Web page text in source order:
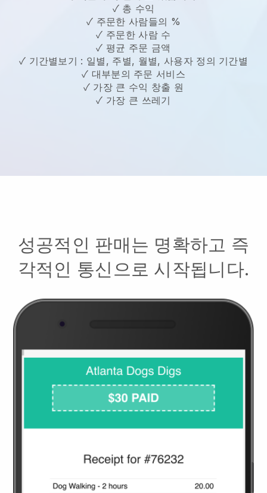
✓ 총 수익
✓ 주문한 사람들의 %
✓ 주문한 사람 수
✓ 평균 주문 금액
✓ 기간별보기 : 일별, 주별, 월별, 사용자 정의 기간별
✓ 대부분의 주문 서비스
✓ 가장 큰 수익 창출 원
✓ 가장 큰 쓰레기
성공적인 판매는 명확하고 즉
각적인 통신으로 시작됩니다.